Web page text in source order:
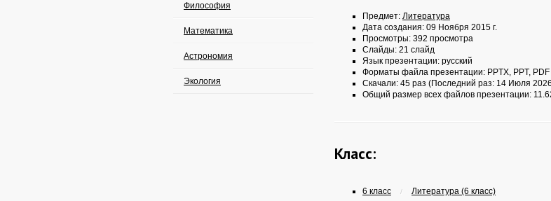
Философия
Математика
Астрономия
Экология
Предмет: Литература
Дата создания: 09 Ноября 2015 г.
Просмотры: 392 просмотра
Слайды: 21 слайд
Язык презентации: русский
Форматы файла презентации: PPTX, PPT, PDF
Скачали: 45 раз (Последний раз: 14 Июля 2026
Общий размер всех файлов презентации:
Класс:
6 класс / Литература (6 класс)